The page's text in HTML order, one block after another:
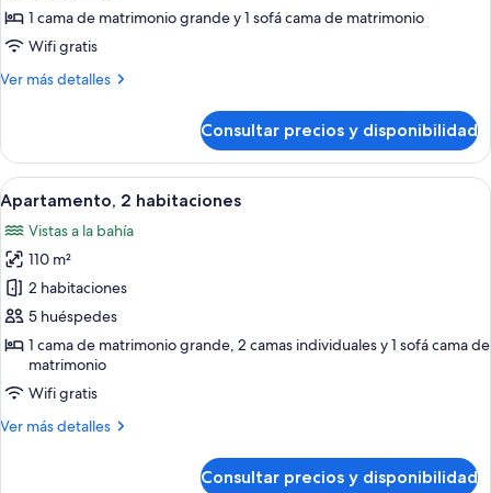
1
habitación
1 cama de matrimonio grande y 1 sofá cama de matrimonio
Wifi gratis
Ver más detalles
Más
1
habitación
Consultar precios y disponibilidad
Abrir
todas
las
fotos
de
Apartamento,
2
habitaciones
Un dormitorio con una cama
8
Apartamento, 2 habitaciones
Vistas a la bahía
110 m²
2 habitaciones
5 huéspedes
1 cama de matrimonio grande, 2 camas individuales y 1 sofá cama de
matrimonio
Wifi gratis
Ver más detalles
Más
Consultar precios y disponibilidad